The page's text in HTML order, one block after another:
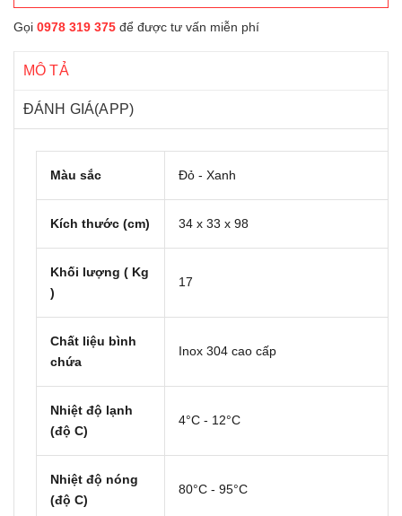
Gọi 0978 319 375 để được tư vấn miễn phí
MÔ TẢ
ĐÁNH GIÁ(APP)
Màu sắc Đỏ - Xanh
Kích thước (cm) 34 x 33 x 98
Khối lượng ( Kg
)
17
Chất liệu bình
chứa
Inox 304 cao cấp
Nhiệt độ lạnh
(độ C)
4°C - 12°C
Nhiệt độ nóng
(độ C)
80°C - 95°C